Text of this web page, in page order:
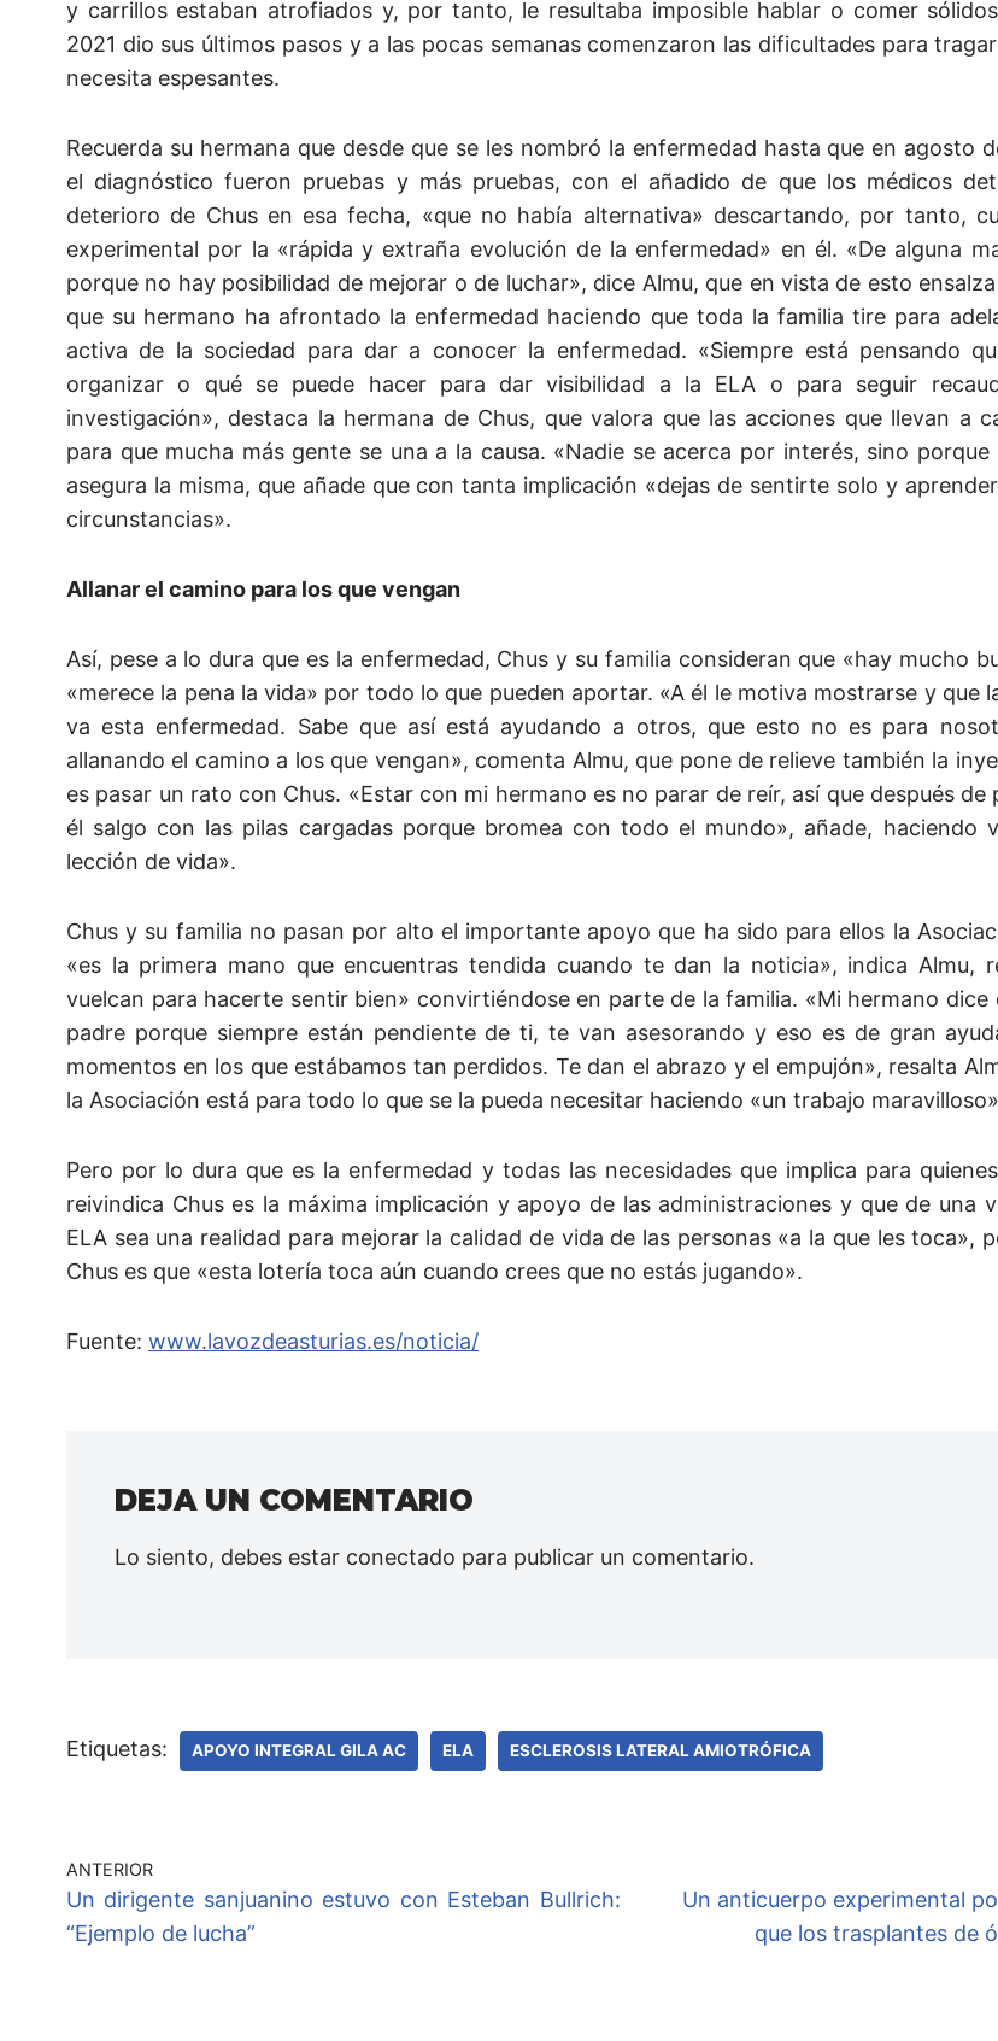
y carrillos estaban atrofiados y, por tanto, le resultaba imposible hablar o comer
2021 dio sus últimos pasos y a las pocas semanas comenzaron las dificultades para
necesita espesantes.
Recuerda su hermana que desde que se les nombró la enfermedad hasta que en agosto
el diagnóstico fueron pruebas y más pruebas, con el añadido de que los médicos
deterioro de Chus en esa fecha, «que no había alternativa» descartando, por tanto,
experimental por la «rápida y extraña evolución de la enfermedad» en él. «De alguna
porque no hay posibilidad de mejorar o de luchar», dice Almu, que en vista de esto
que su hermano ha afrontado la enfermedad haciendo que toda la familia tire para
activa de la sociedad para dar a conocer la enfermedad. «Siempre está pensando
organizar o qué se puede hacer para dar visibilidad a la ELA o para seguir
investigación», destaca la hermana de Chus, que valora que las acciones que llevan a
para que mucha más gente se una a la causa. «Nadie se acerca por interés, sino
asegura la misma, que añade que con tanta implicación «dejas de sentirte solo y
circunstancias».
Allanar el camino para los que vengan
Así, pese a lo dura que es la enfermedad, Chus y su familia consideran que «hay mucho
«merece la pena la vida» por todo lo que pueden aportar. «A él le motiva mostrarse y que
va esta enfermedad. Sabe que así está ayudando a otros, que esto no es para
allanando el camino a los que vengan», comenta Almu, que pone de relieve también la
es pasar un rato con Chus. «Estar con mi hermano es no parar de reír, así que después de
él salgo con las pilas cargadas porque bromea con todo el mundo», añade, haciendo
lección de vida».
Chus y su familia no pasan por alto el importante apoyo que ha sido para ellos la
«es la primera mano que encuentras tendida cuando te dan la noticia», indica Almu,
vuelcan para hacerte sentir bien» convirtiéndose en parte de la familia. «Mi hermano dice
padre porque siempre están pendiente de ti, te van asesorando y eso es de gran
momentos en los que estábamos tan perdidos. Te dan el abrazo y el empujón», resalta
la Asociación está para todo lo que se la pueda necesitar haciendo «un trabajo
Pero por lo dura que es la enfermedad y todas las necesidades que implica para
reivindica Chus es la máxima implicación y apoyo de las administraciones y que de una
ELA sea una realidad para mejorar la calidad de vida de las personas «a la que les toca»,
Chus es que «esta lotería toca aún cuando crees que no estás jugando».
Fuente: www.lavozdeasturias.es/noticia/
DEJA UN COMENTARIO
Lo siento, debes estar conectado para publicar un comentario.
Etiquetas: APOYO INTEGRAL GILA AC ELA ESCLEROSIS LATERAL AMIOTRÓFICA
ANTERIOR
Un dirigente sanjuanino estuvo con Esteban Bullrich:
“Ejemplo de lucha”
Un anticuerpo experimental
que los trasplantes de